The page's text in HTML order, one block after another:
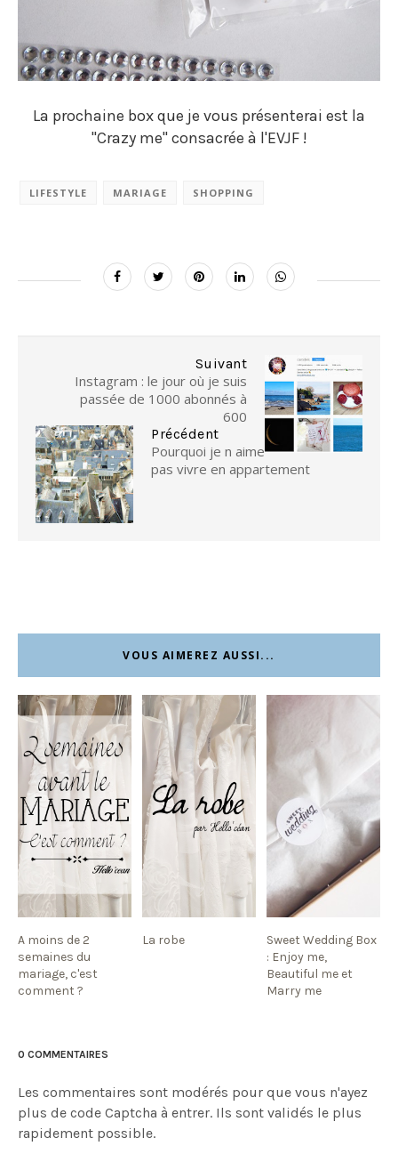
La prochaine box que je vous présenterai est la
"Crazy me" consacrée à l'EVJF !
LIFESTYLE MARIAGE SHOPPING
Suivant
Instagram : le jour où je suis
passée de 1000 abonnés à
600
Précédent
Pourquoi je n aime
pas vivre en appartement
VOUS AIMEREZ AUSSI...
A moins de 2
semaines du
mariage, c'est
comment ?
La robe
Sweet Wedding Box
: Enjoy me,
Beautiful me et
Marry me
0 COMMENTAIRES
Les commentaires sont modérés pour que vous n'ayez
plus de code Captcha à entrer. Ils sont validés le plus
rapidement possible.